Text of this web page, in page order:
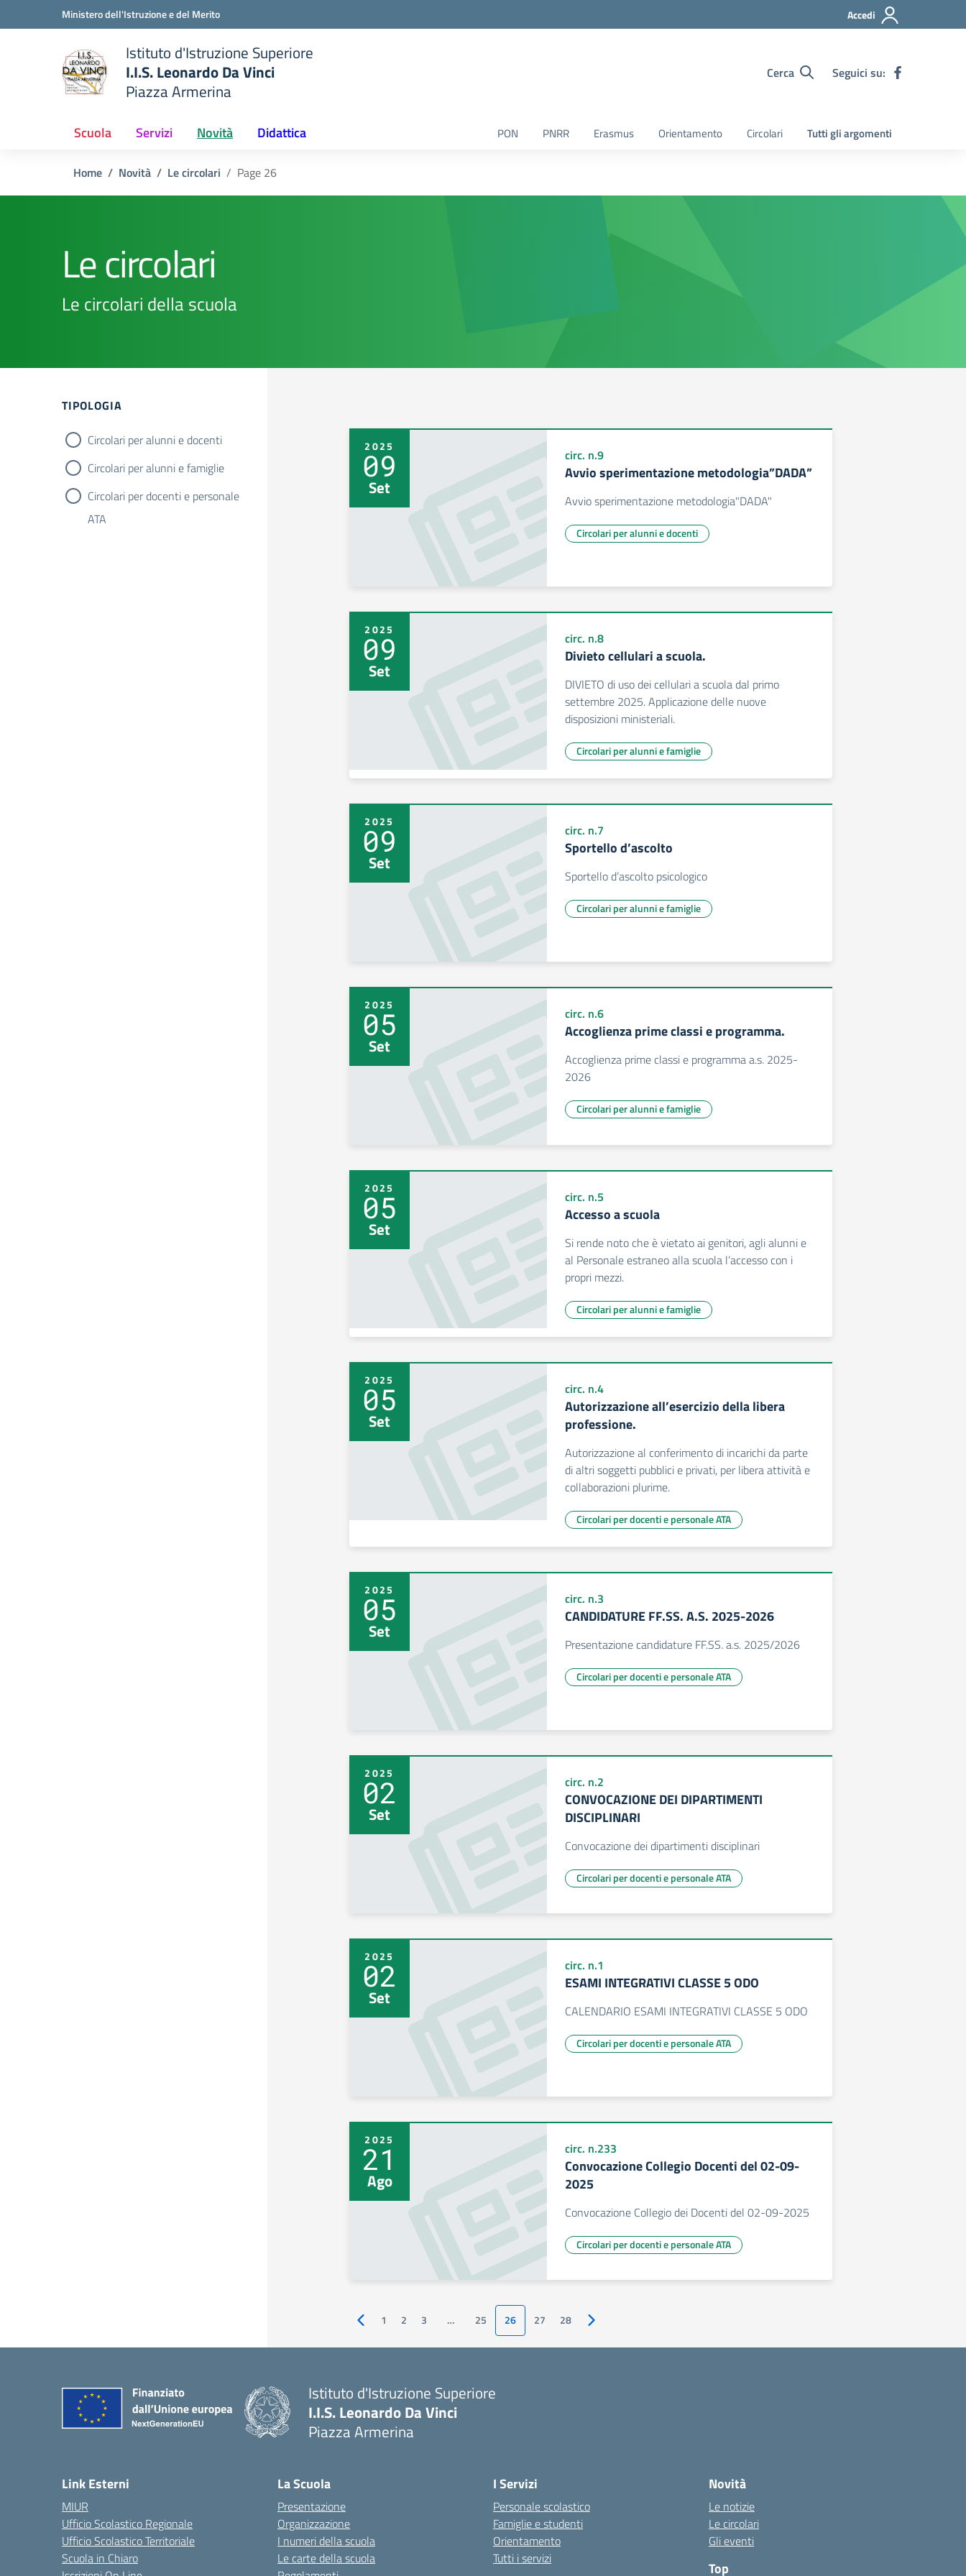
Vai ai contenuti
Vai al menu di navigazioneMinistero dell'Istruzione e del Merito Accedi
scuola
Istituto d'Istruzione Superiore
I.I.S. Leonardo Da Vinci
Piazza Armerina
Cerca Seguici su:
Scuola Servizi Novità Didattica PON PNRR Erasmus Orientamento Circolari Tutti gli argomenti
Home Novità Le circolari Page 26
Le circolari
Le circolari della scuola
Filtri
TIPOLOGIA
Circolari per alunni e docenti
Circolari per alunni e famiglie
Circolari per docenti e personale
ATA
2025
09
Set
circ. n.9
Avvio sperimentazione metodologia”DADA”
Avvio sperimentazione metodologia"DADA"
Circolari per alunni e docenti
2025
09
Set
circ. n.8
Divieto cellulari a scuola.
DIVIETO di uso dei cellulari a scuola dal primo
settembre 2025. Applicazione delle nuove
disposizioni ministeriali.
Circolari per alunni e famiglie
2025
09
Set
circ. n.7
Sportello d’ascolto
Sportello d’ascolto psicologico
Circolari per alunni e famiglie
2025
05
Set
circ. n.6
Accoglienza prime classi e programma.
Accoglienza prime classi e programma a.s. 2025-
2026
Circolari per alunni e famiglie
2025
05
Set
circ. n.5
Accesso a scuola
Si rende noto che è vietato ai genitori, agli alunni e
al Personale estraneo alla scuola l’accesso con i
propri mezzi.
Circolari per alunni e famiglie
2025
05
Set
circ. n.4
Autorizzazione all’esercizio della libera
professione.
Autorizzazione al conferimento di incarichi da parte
di altri soggetti pubblici e privati, per libera attività e
collaborazioni plurime.
Circolari per docenti e personale ATA
2025
05
Set
circ. n.3
CANDIDATURE FF.SS. A.S. 2025-2026
Presentazione candidature FF.SS. a.s. 2025/2026
Circolari per docenti e personale ATA
2025
02
Set
circ. n.2
CONVOCAZIONE DEI DIPARTIMENTI
DISCIPLINARI
Convocazione dei dipartimenti disciplinari
Circolari per docenti e personale ATA
2025
02
Set
circ. n.1
ESAMI INTEGRATIVI CLASSE 5 ODO
CALENDARIO ESAMI INTEGRATIVI CLASSE 5 ODO
Circolari per docenti e personale ATA
2025
21
Ago
circ. n.233
Convocazione Collegio Docenti del 02-09-
2025
Convocazione Collegio dei Docenti del 02-09-2025
Circolari per docenti e personale ATA
Pagina precedente
1 2 3 … 25 26 27 28 Pagina successiva
Istituto d'Istruzione Superiore
I.I.S. Leonardo Da Vinci
Piazza Armerina
Link Esterni
MIUR
Ufficio Scolastico Regionale
Ufficio Scolastico Territoriale
Scuola in Chiaro
La Scuola
Presentazione
Organizzazione
I numeri della scuola
Le carte della scuola
I Servizi
Personale scolastico
Famiglie e studenti
Orientamento
Tutti i servizi
Novità
Le notizie
Le circolari
Gli eventi
Top